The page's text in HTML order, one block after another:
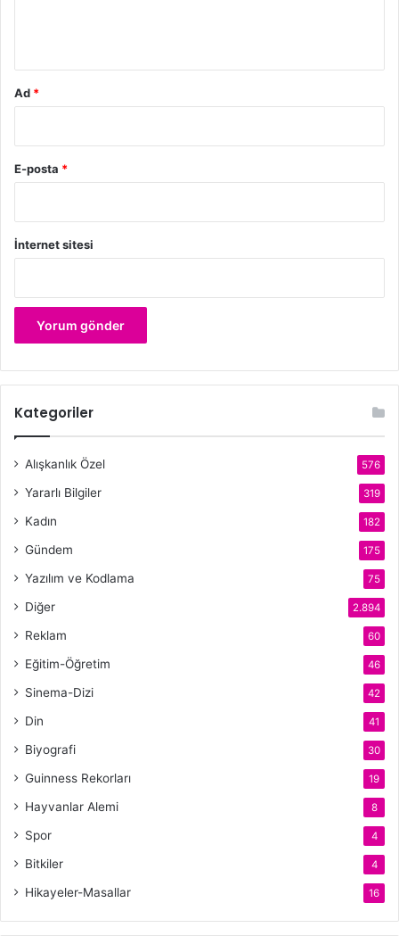
Ad *
E-posta *
İnternet sitesi
Kategoriler
Alışkanlık Özel 576
Yararlı Bilgiler 319
Kadın 182
Gündem 175
Yazılım ve Kodlama 75
Diğer 2.894
Reklam 60
Eğitim-Öğretim 46
Sinema-Dizi 42
Din 41
Biyografi 30
Guinness Rekorları 19
Hayvanlar Alemi 8
Spor 4
Bitkiler 4
Hikayeler-Masallar 16